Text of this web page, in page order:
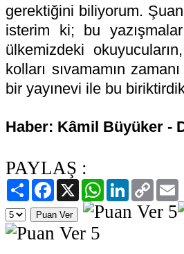
gerektiğini biliyorum.
isterim ki; bu
ülkemizdeki
kolları sıvamamın
bir yayınevi ile bu
Haber: Kâmil Büyüker -
PAYLAŞ :
PaylaşFacebook
X WhatsAppLinkedIn
Copy
Link